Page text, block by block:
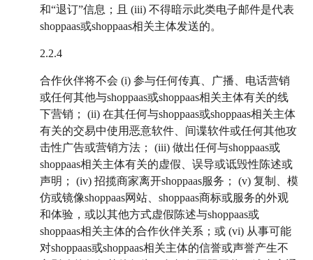
和“退订”信息；且 (iii) 不得暗示此类电子邮件是代表
shoppaas或shoppaas相关主体发送的。
2.2.4
合作伙伴将不会 (i) 参与任何传真、广播、电话营销
或任何其他与shoppaas或shoppaas相关主体有关的线
下营销； (ii) 在其任何与shoppaas或shoppaas相关主体
有关的交易中使用恶意软件、间谍软件或任何其他攻
击性广告或营销方法； (iii) 做出任何与shoppaas或
shoppaas相关主体有关的虚假、误导或诋毁性陈述或
声明； (iv) 招揽商家离开shoppaas服务； (v) 复制、模
仿或镜像shoppaas网站、shoppaas商标或服务的外观
和体验，或以其他方式虚假陈述与shoppaas或
shoppaas相关主体的合作伙伴关系；或 (vi) 从事可能
对shoppaas或shoppaas相关主体的信誉或声誉产生不